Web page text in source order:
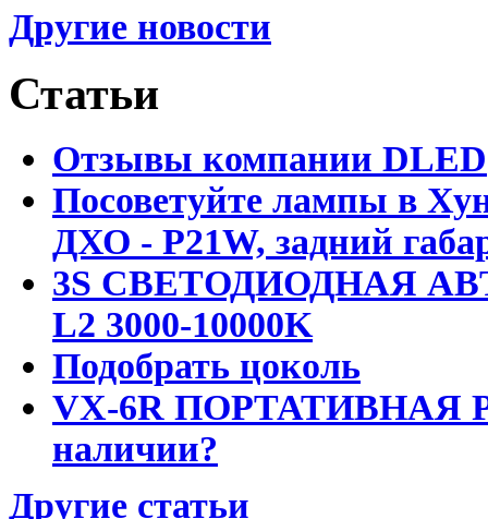
Другие новости
Статьи
Отзывы компании DLED
Посоветуйте лампы в
ДХО - P21W, задний
3S СВЕТОДИОДНАЯ
L2 3000-10000K
Подобрать цоколь
VX-6R ПОРТАТИВНАЯ
наличии?
Другие статьи